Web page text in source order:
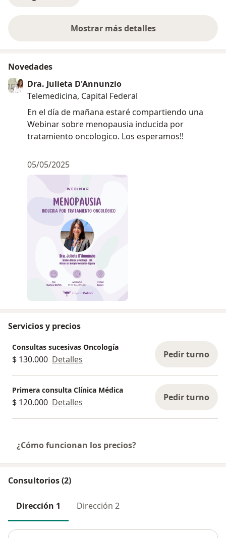
metabolic strategies, lifestyle interventions, and
challenging us to identify disease patterns, address
their root causes, and maximize health and wellness
Mostrar más detalles
sobre la experiencia
Novedades
Dra. Julieta D'Annunzio
Telemedicina, Capital Federal
En el día de mañana estaré compartiendo una
Webinar sobre menopausia inducida por
tratamiento oncologico. Los esperamos!!
05/05/2025
Servicios y precios
Consultas sucesivas Oncología
$ 130.000 Detalles Pedir turno
Primera consulta Clínica Médica
$ 120.000 Detalles Pedir turno
¿Cómo funcionan los precios?
Consultorios (2)
Dirección 1 Dirección 2